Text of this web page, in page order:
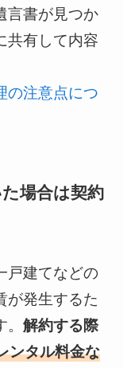
言書が見つか
共有して内容
の注意点につ
場合は契約
戸建てなどの
が発生するた
解約する際
ンタル料金な